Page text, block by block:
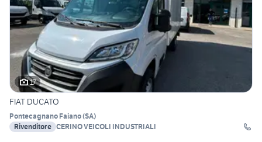
17
FIAT DUCATO
Pontecagnano Faiano(SA)
Rivenditore CERINO VEICOLI INDUSTRIALI